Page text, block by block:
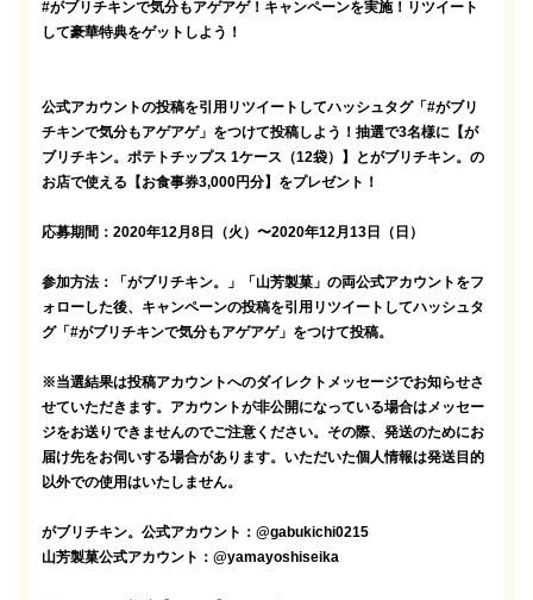
#がブリチキンで気分もアゲアゲ！キャンペーンを実施！リツイート
して豪華特典をゲットしよう！
公式アカウントの投稿を引用リツイートしてハッシュタグ「#がブリ
チキンで気分もアゲアゲ」をつけて投稿しよう！ 抽選で3名様に【が
ブリチキン。ポテトチップス 1ケース（12袋）】
とがブリチキン。の
お店で使える 【お食事券3,000円分】 をプレゼント！
応募期間：2020年12月8日（火）〜2020年12月13日（日）
参加方法：
「がブリチキン。」「山芳製菓」の両公式アカウントをフ
ォローした後、キャンペーンの投稿を引用リツイートしてハッシュタ
グ「#がブリチキンで気分もアゲアゲ」をつけて投稿。
※当選結果は投稿アカウントへのダイレクトメッセージでお知らせさ
せていただきます。アカウントが非公開になっている場合はメッセー
ジをお送りできませんのでご注意ください。その際、発送のためにお
届け先をお伺いする場合があります。いただいた個人情報は発送目的
以外での使用はいたしません。
がブリチキン。公式アカウント： @gabukichi0215
山芳製菓公式アカウント： @yamayoshiseika